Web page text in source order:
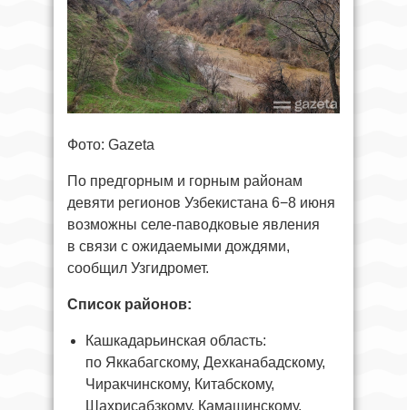
Фото: Gazeta
По предгорным и горным районам
девяти регионов Узбекистана 6−8 июня
возможны селе-паводковые явления
в связи с ожидаемыми дождями,
сообщил Узгидромет.
Список районов:
Кашкадарьинская область:
по Яккабагскому, Дехканабадскому,
Чиракчинскому, Китабскому,
Шахрисабзкому, Камашинскому,